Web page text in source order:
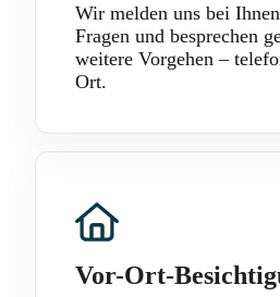
Wir melden uns bei
Fragen und besprechen
weitere Vorgehen –
Ort.
Vor-Ort-